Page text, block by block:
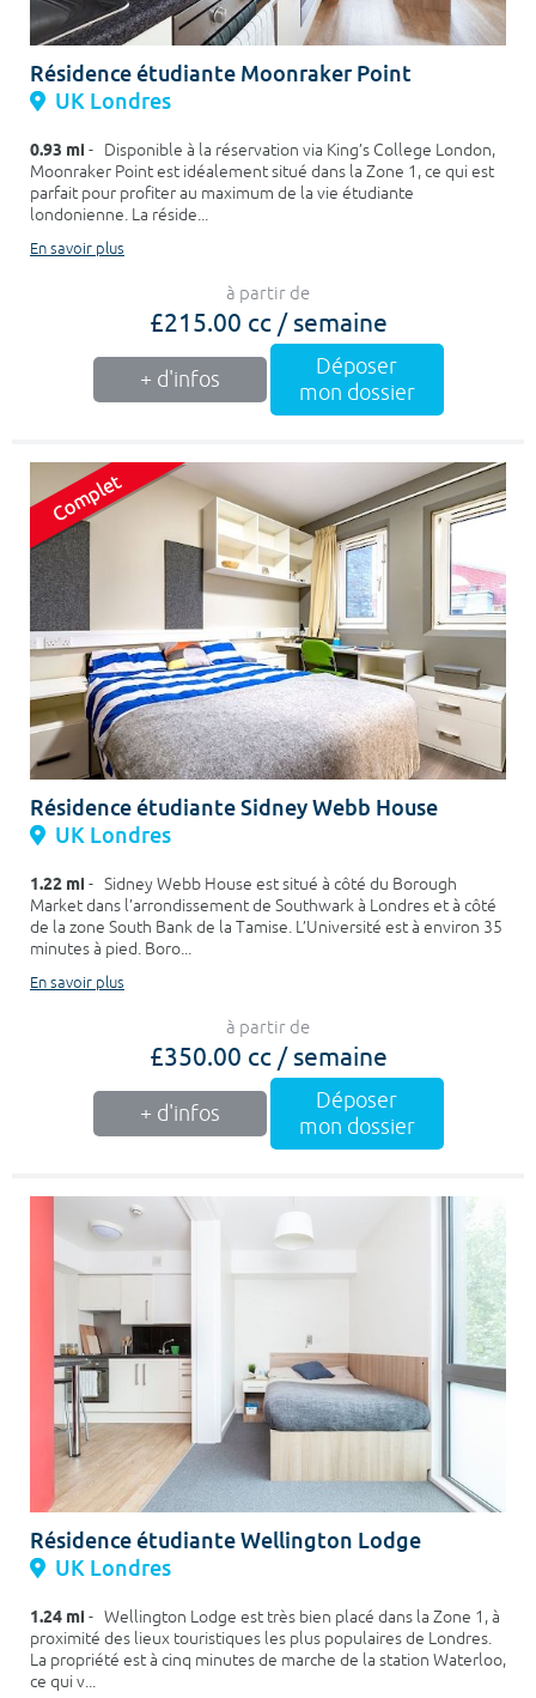
Résidence étudiante Moonraker Point
UK Londres
0.93 mi - Disponible à la réservation via King’s College London,
Moonraker Point est idéalement situé dans la Zone 1, ce qui est
parfait pour profiter au maximum de la vie étudiante
londonienne. La réside...
En savoir plus
à partir de
£215.00 cc / semaine
+ d'infos
Déposer
mon dossier
Résidence étudiante Sidney Webb House
UK Londres
1.22 mi - Sidney Webb House est situé à côté du Borough
Market dans l’arrondissement de Southwark à Londres et à côté
de la zone South Bank de la Tamise. L’Université est à environ 35
minutes à pied. Boro...
En savoir plus
à partir de
£350.00 cc / semaine
+ d'infos
Déposer
mon dossier
Résidence étudiante Wellington Lodge
UK Londres
1.24 mi - Wellington Lodge est très bien placé dans la Zone 1, à
proximité des lieux touristiques les plus populaires de Londres.
La propriété est à cinq minutes de marche de la station Waterloo,
ce qui v...